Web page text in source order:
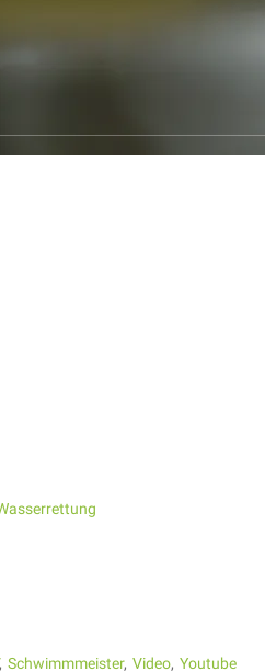
Schwimmmeister Video Youtube